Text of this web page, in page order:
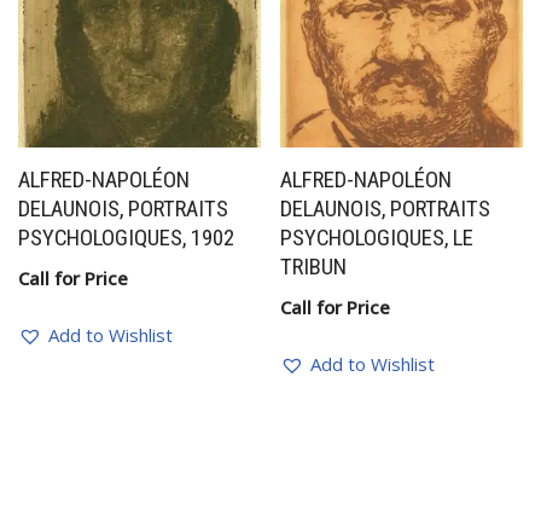
ALFRED-NAPOLÉON
DELAUNOIS, PORTRAITS
PSYCHOLOGIQUES, 1902
Call for Price
Add to Wishlist
ALFRED-NAPOLÉON
DELAUNOIS, PORTRAITS
PSYCHOLOGIQUES, LE
TRIBUN
Call for Price
Add to Wishlist